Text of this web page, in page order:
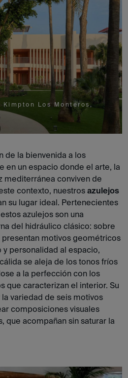
Los Monteros,
de la bienvenida a los
en un espacio donde el arte, la
mediterránea conviven de
contexto, nuestrosazulejos
su lugar ideal. Pertenecientes
azulejos son una
del hidráulico clásico: sobre
motivos geométricos
personalidad al espacio,
se aleja de los tonos fríos
a la perfección con los
que caracterizan el interior. Su
variedad de seis motivos
composiciones visuales
que acompañan sin saturar la